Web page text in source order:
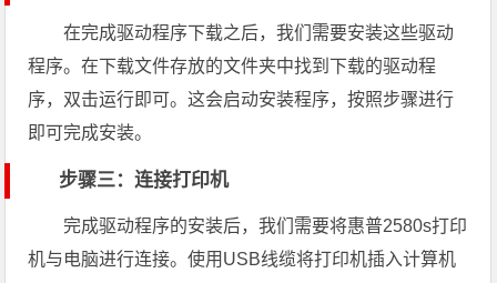
在完成驱动程序下载之后，我们需要安装这些驱动
程序。在下载文件存放的文件夹中找到下载的驱动程
序，双击运行即可。这会启动安装程序，按照步骤进行
即可完成安装。
步骤三：连接打印机
完成驱动程序的安装后，我们需要将惠普2580s打印
机与电脑进行连接。使用USB线缆将打印机插入计算机